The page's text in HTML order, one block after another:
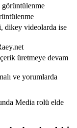
dikey videolarda ise
üretmeye devam
ve yorumlarda
Media rolü elde